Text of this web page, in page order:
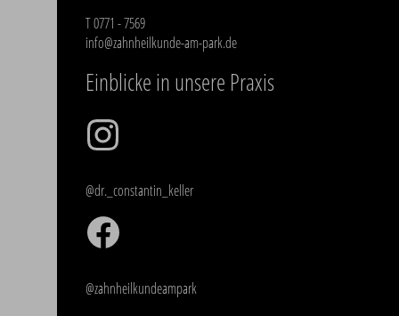
T0771 - 7569
info@zahnheilkunde-am-park.de
Einblicke in unsere Praxis
@dr._constantin_keller
@zahnheilkundeampark